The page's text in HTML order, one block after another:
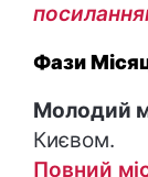
Фази
Молодий
Києвом.
Повний